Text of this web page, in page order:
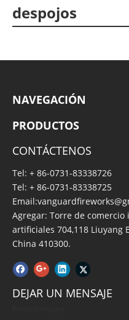
despojos
NAVEGACIÓN
PRODUCTOS
CONTÁCTENOS
Tel: + 86-0731-83338726
Tel: + 86-0731-83338725
Email:
Agregar: Torre de
artificiales 704,118 Liuyang
China 410300.
DEJAR UN MENSAJE